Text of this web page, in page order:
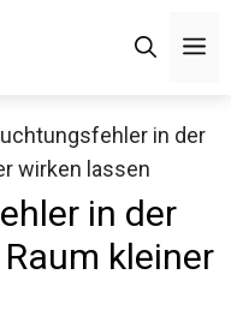
in der
wirken lassen
in der
kleiner